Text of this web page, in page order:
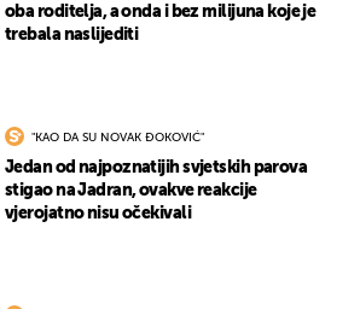
oba roditelja, a onda i bez milijuna koje je
trebala naslijediti
"KAO DA SU NOVAK ĐOKOVIĆ"
Jedan od najpoznatijih svjetskih parova
stigao na Jadran, ovakve reakcije
vjerojatno nisu očekivali